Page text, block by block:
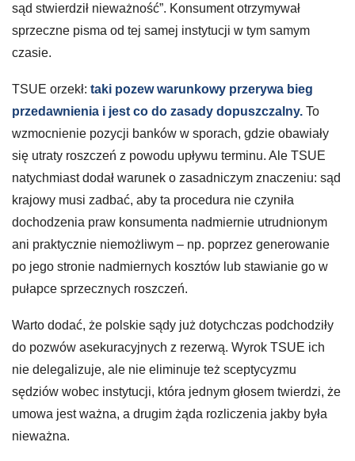
sąd stwierdził nieważność”. Konsument otrzymywał
sprzeczne pisma od tej samej instytucji w tym samym
czasie.
TSUE orzekł: taki pozew warunkowy przerywa bieg
przedawnienia i jest co do zasady dopuszczalny. To
wzmocnienie pozycji banków w sporach, gdzie obawiały
się utraty roszczeń z powodu upływu terminu. Ale TSUE
natychmiast dodał warunek o zasadniczym znaczeniu: sąd
krajowy musi zadbać, aby ta procedura nie czyniła
dochodzenia praw konsumenta nadmiernie utrudnionym
ani praktycznie niemożliwym – np. poprzez generowanie
po jego stronie nadmiernych kosztów lub stawianie go w
pułapce sprzecznych roszczeń.
Warto dodać, że polskie sądy już dotychczas podchodziły
do pozwów asekuracyjnych z rezerwą. Wyrok TSUE ich
nie delegalizuje, ale nie eliminuje też sceptycyzmu
sędziów wobec instytucji, która jednym głosem twierdzi, że
umowa jest ważna, a drugim żąda rozliczenia jakby była
nieważna.